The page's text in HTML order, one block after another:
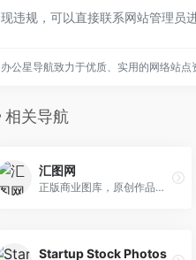
现违规，可以直接联系网站管理员
办公星导航致力于优质、实用的网络站点
相关导航
汇图网
正版商业图库，原创作品交易平台
Startup Stock Photos